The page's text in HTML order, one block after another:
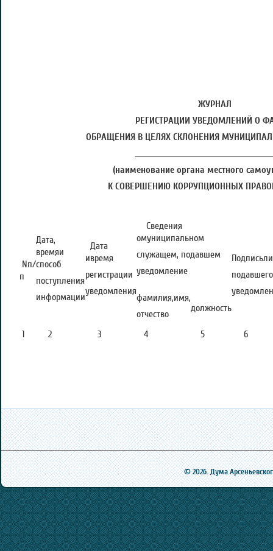
ЖУРНАЛ
РЕГИСТРАЦИИ УВЕДОМЛЕНИЙ О
ОБРАЩЕНИЯ В ЦЕЛЯХ СКЛОНЕНИЯ
(наименование органа местного
К СОВЕРШЕНИЮ КОРРУПЦИОННЫХ
Nп/
п
Дата,
времяи
способ
поступления
информации
Дата
ивремя
регистрации
уведомления
Сведения
омуниципальном
служащем, подавшем
уведомление
подавшего
фамилия,имя,
отчество
должность
1 2 3 4 5 6
© 2026. Дума